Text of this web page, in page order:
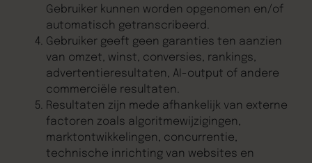
Gebruiker kunnen worden opgenomen en/of
automatisch getranscribeerd.
Gebruiker geeft geen garanties ten aanzien
van omzet, winst, conversies, rankings,
advertentieresultaten, AI-output of andere
commerciële resultaten.
Resultaten zijn mede afhankelijk van externe
factoren zoals algoritmewijzigingen,
marktontwikkelingen, concurrentie,
technische inrichting van websites en